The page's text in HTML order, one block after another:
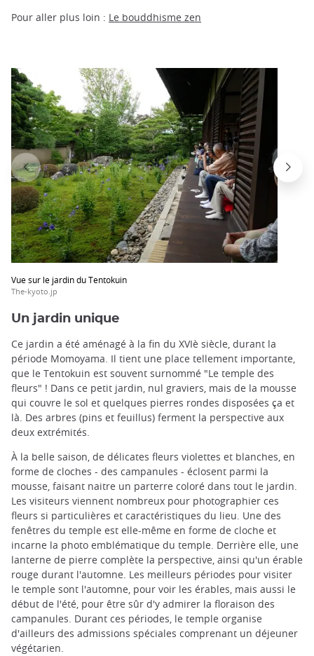
Pour aller plus loin : Le bouddhisme zen
Vue sur le jardin du Tentokuin
The-kyoto.jp
Un jardin unique
Ce jardin a été aménagé à la fin du XVIè siècle, durant la
période Momoyama. Il tient une place tellement importante,
que le Tentokuin est souvent surnommé "Le temple des
fleurs" ! Dans ce petit jardin, nul graviers, mais de la mousse
qui couvre le sol et quelques pierres rondes disposées ça et
là. Des arbres (pins et feuillus) ferment la perspective aux
deux extrémités.
À la belle saison, de délicates fleurs violettes et blanches, en
forme de cloches - des campanules - éclosent parmi la
mousse, faisant naitre un parterre coloré dans tout le jardin.
Les visiteurs viennent nombreux pour photographier ces
fleurs si particulières et caractéristiques du lieu. Une des
fenêtres du temple est elle-même en forme de cloche et
incarne la photo emblématique du temple. Derrière elle, une
lanterne de pierre complète la perspective, ainsi qu'un érable
rouge durant l'automne. Les meilleurs périodes pour visiter
le temple sont l'automne, pour voir les érables, mais aussi le
début de l'été, pour être sûr d'y admirer la floraison des
campanules. Durant ces périodes, le temple organise
d'ailleurs des admissions spéciales comprenant un déjeuner
végétarien.